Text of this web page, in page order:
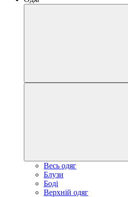
Весь одяг
Блузи
Боді
Верхній одяг